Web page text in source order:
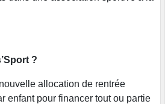
?
allocation de rentrée
enfant pour financer tout ou partie